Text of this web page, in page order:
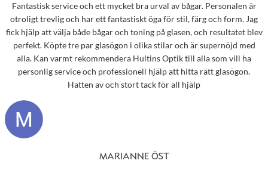
Fantastisk service och ett mycket bra urval av bågar. Personalen är
otroligt trevlig och har ett fantastiskt öga för stil, färg och form. Jag
fick hjälp att välja både bågar och toning på glasen, och resultatet blev
perfekt. Köpte tre par glasögon i olika stilar och är supernöjd med
alla. Kan varmt rekommendera Hultins Optik till alla som vill ha
personlig service och professionell hjälp att hitta rätt glasögon.
Hatten av och stort tack för all hjälp
MARIANNE ÖST